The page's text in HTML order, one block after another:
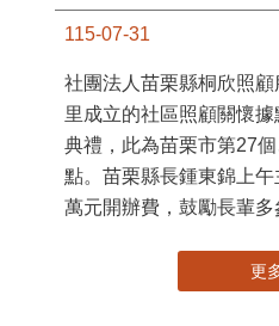
115-07-31
社團法人苗栗縣桐欣照
里成立的社區照顧關懷
典禮，此為苗栗市第27
點。苗栗縣長鍾東錦上
萬元開辦費，鼓勵長輩
更